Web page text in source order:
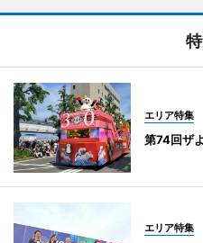
エリア特集
第74回ザ
エリア特集